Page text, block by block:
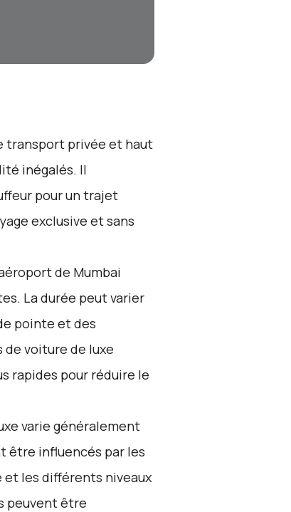
transport privée et haut
inégalés. Il
pour un trajet
exclusive et sans
de Mumbai
La durée peut varier
pointe et des
voiture de luxe
rapides pour réduire le
varie généralement
être influencés par les
et les différents niveaux
peuvent être